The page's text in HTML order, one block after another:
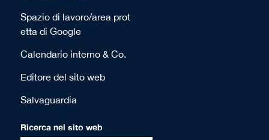
Spazio di lavoro/area prot
etta di Google
Calendario interno & Co.
Editore del sito web
Salvaguardia
Ricerca nel sito web